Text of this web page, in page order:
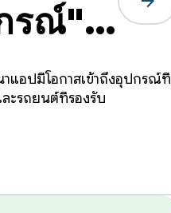
รณ์":
ปี
บ
แอปมีโอกาสเข้าถึงอุปกรณ์ที่
ะรถยนต์ที่รองรับ